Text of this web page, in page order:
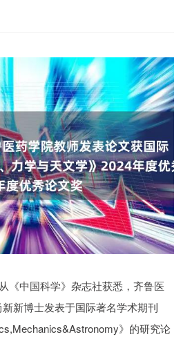
中国科学》杂志社获悉，齐鲁医
新博士发表于国际著名学术期刊
》的研究论